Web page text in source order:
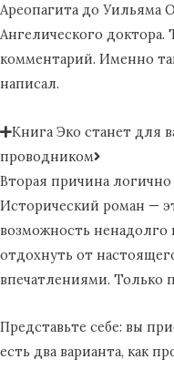
Ареопагита до Уильяма
Ангелического
комментарий. Именно
написал.
Книга Эко станет для
проводником
Вторая причина логично
Исторический роман —
возможность ненадолго
отдохнуть от
впечатлениями. Только
Представьте себе: вы
есть два варианта, как